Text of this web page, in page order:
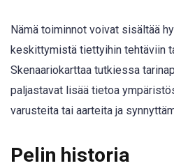
Nämä toiminnot voivat sisältää
keskittymistä tiettyihin tehtäviin
Skenaariokarttaa tutkiessa
paljastavat lisää tietoa
varusteita tai aarteita ja
Pelin historia